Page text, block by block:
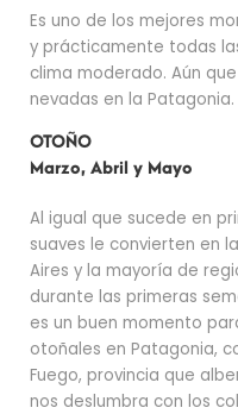
Es uno de los mejores
y prácticamente todas
clima moderado. Aún
nevadas en la Patagonia.
OTOÑO
Marzo, Abril y Mayo
Al igual que sucede en
suaves le convierten en
Aires y la mayoría de
durante las primeras
es un buen momento
otoñales en Patagonia,
Fuego, provincia que
nos deslumbra con los